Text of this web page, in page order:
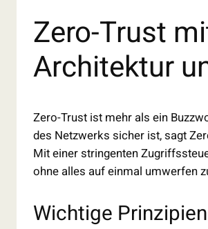
Zero-Trust
Architektur
Zero-Trust ist mehr als ein
des Netzwerks sicher ist, sagt
Mit einer stringenten
ohne alles auf einmal umwerfen
Wichtige